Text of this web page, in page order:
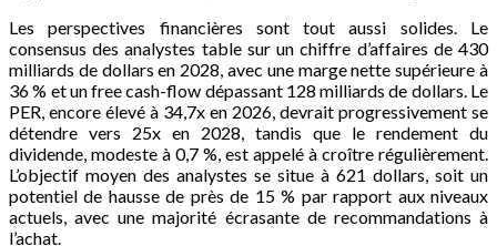
Les perspectives financières sont tout aussi solides. Le
consensus des analystes table sur un chiffre d’affaires de 430
milliards de dollars en 2028, avec une marge nette supérieure à
36 % et un free cash-flow dépassant 128 milliards de dollars. Le
PER, encore élevé à 34,7x en 2026, devrait progressivement se
détendre vers 25x en 2028, tandis que le rendement du
dividende, modeste à 0,7 %, est appelé à croître régulièrement.
L’objectif moyen des analystes se situe à 621 dollars, soit un
potentiel de hausse de près de 15 % par rapport aux niveaux
actuels, avec une majorité écrasante de recommandations à
l’achat.